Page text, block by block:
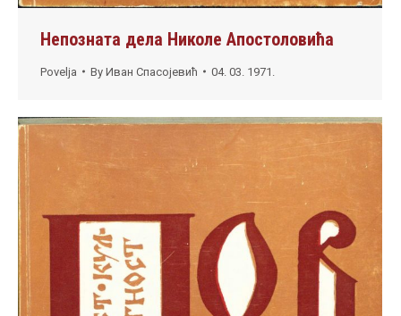
Непозната дела Николе Апостоловића
Povelja By Иван Спасојевић 04. 03. 1971.